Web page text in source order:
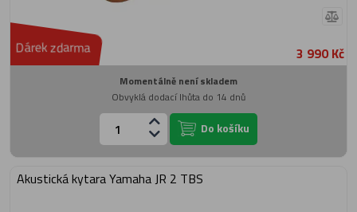
Dárek zdarma 3 990 Kč
Momentálně není skladem
Obvyklá dodací lhůta do 14 dnů
Do košíku
Akustická kytara Yamaha JR 2 TBS